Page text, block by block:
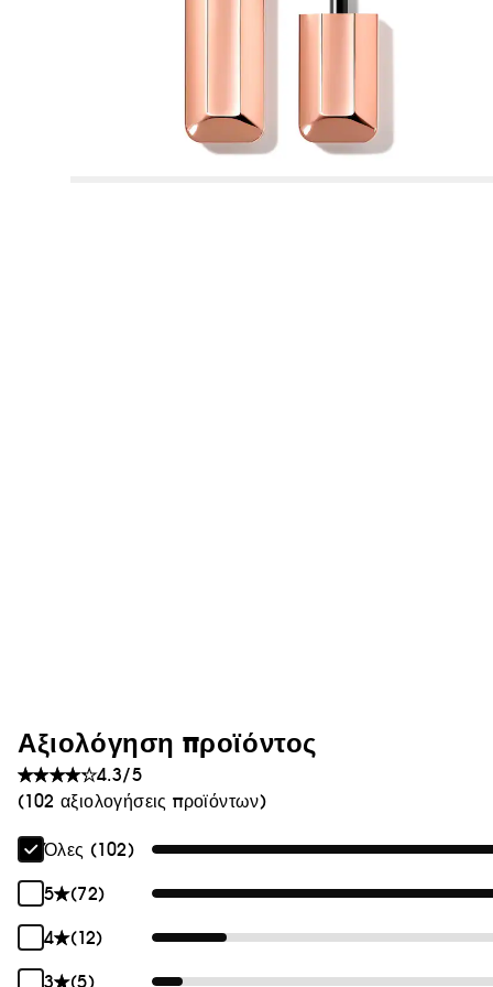
Αξιολόγηση προϊόντος
4.3/5
(102 αξιολογήσεις προϊόντων)
Όλες (102)
5
(72)
4
(12)
3
(5)